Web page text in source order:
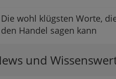
Die wohl klügsten Worte,
den Handel sagen kann
und